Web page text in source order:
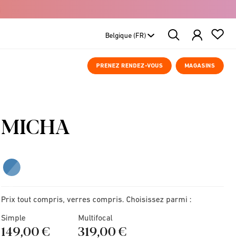
Search
Products
PRENEZ RENDEZ-VOUS MAGASINS
MICHA
Prix tout compris, verres compris. Choisissez parmi :
Simple
149,00 €
Multifocal
319,00 €